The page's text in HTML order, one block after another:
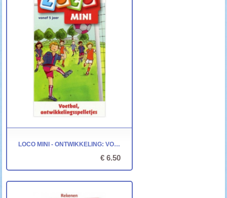
LOCO MINI - ONTWIKKELING: VOETBAL, ONTWIKKELINGSSPELLETJES
€ 6.50